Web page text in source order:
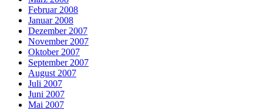
Februar 2008
Januar 2008
Dezember 2007
November 2007
Oktober 2007
September 2007
August 2007
Juli 2007
Juni 2007
Mai 2007